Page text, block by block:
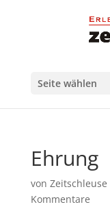
Seite wählen
Ehrung
von Zeitschleuse
Kommentare